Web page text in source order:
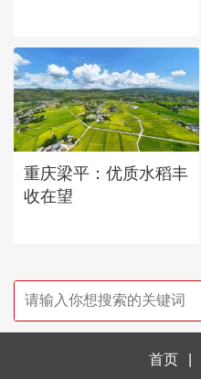
重庆梁平：优质水稻丰
收在望
首页